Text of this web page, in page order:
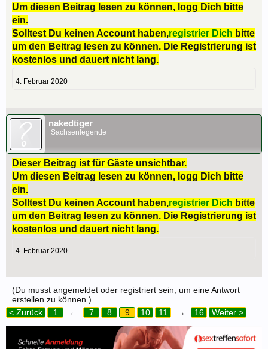
Um diesen Beitrag lesen zu können, logg Dich bitte
ein.
Solltest Du keinen Account haben,registrier Dich bitte
um den Beitrag lesen zu können. Die Registrierung ist
kostenlos und dauert nicht lang.
4. Februar 2020
nakedtiger
Sachsenlegende
Dieser Beitrag ist für Gäste unsichtbar.
Um diesen Beitrag lesen zu können, logg Dich bitte
ein.
Solltest Du keinen Account haben,registrier Dich bitte
um den Beitrag lesen zu können. Die Registrierung ist
kostenlos und dauert nicht lang.
4. Februar 2020
(Du musst angemeldet oder registriert sein, um eine Antwort
erstellen zu können.)
< Zurück
1 ← 7 8 9 10 11 → 16 Weiter >